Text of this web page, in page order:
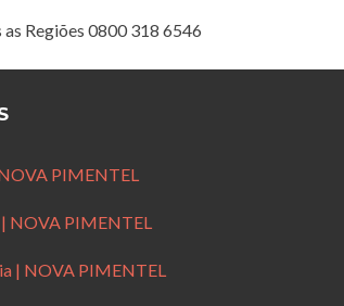
as Regiões 0800 318 6546
PIMENTEL
NOVA PIMENTEL
| NOVA PIMENTEL